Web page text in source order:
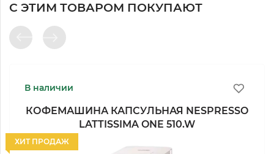
С ЭТИМ ТОВАРОМ ПОКУПАЮТ
В наличии
ХИТ ПРОДАЖ
КОФЕМАШИНА КАПСУЛЬНАЯ NESPRESSO
LATTISSIMA ONE 510.W